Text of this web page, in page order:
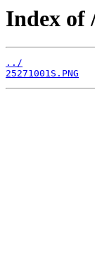
Index of
../
25271001S.PNG